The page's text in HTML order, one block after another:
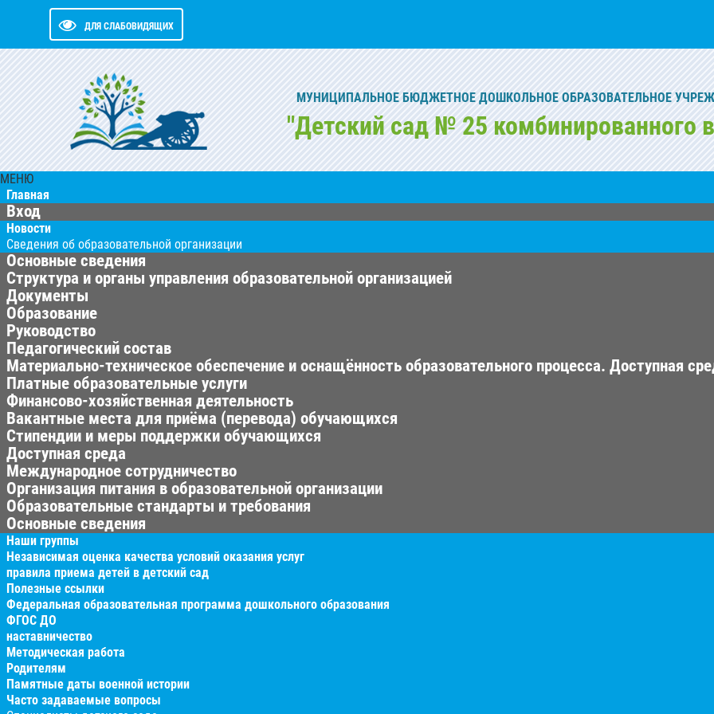
ДЛЯ СЛАБОВИДЯЩИХ
МУНИЦИПАЛЬНОЕ БЮДЖЕТНОЕ ДОШКОЛЬНОЕ ОБРАЗОВАТЕЛЬНОЕ
"Детский сад № 25 комбинированного
МЕНЮ
Главная
Вход
Новости
Сведения об образовательной организации
Основные сведения
Структура и органы управления образовательной организацией
Документы
Образование
Руководство
Педагогический состав
Материально-техническое обеспечение и оснащённость образовательного процесса. Доступная
Платные образовательные услуги
Финансово-хозяйственная деятельность
Вакантные места для приёма (перевода) обучающихся
Стипендии и меры поддержки обучающихся
Доступная среда
Международное сотрудничество
Организация питания в образовательной организации
Образовательные стандарты и требования
Основные сведения
Наши группы
Независимая оценка качества условий оказания услуг
правила приема детей в детский сад
Полезные ссылки
Федеральная образовательная программа дошкольного образования
ФГОС ДО
наставничество
Методическая работа
Родителям
Памятные даты военной истории
Часто задаваемые вопросы